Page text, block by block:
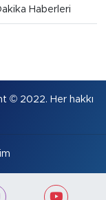
Haberleri
© 2022. Her hakkı